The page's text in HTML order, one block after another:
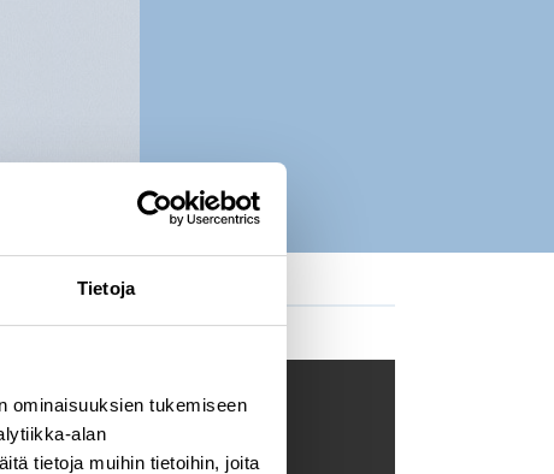
Tietoja
ominaisuuksien tukemiseen
alan
tietoja muihin tietoihin, joita
dolore